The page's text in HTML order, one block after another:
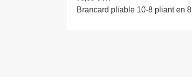
Brancard pliable 10-8 pliant en 8